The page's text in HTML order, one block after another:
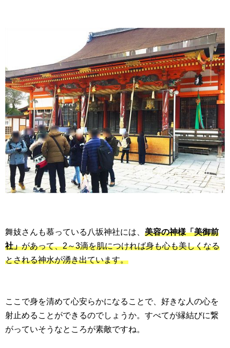
舞妓さんも慕っている八坂神社には、 美容の神様「美御前
社」があって、2～3滴を肌につければ身も心も美しくなる
とされる神水が湧き出ています。
ここで身を清めて心安らかになることで、好きな人の心を
射止めることができるのでしょうか。すべてが縁結びに繋
がっていそうなところが素敵ですね。